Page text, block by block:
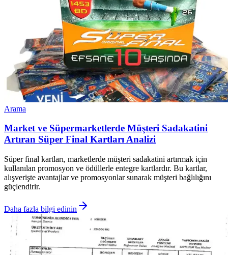
Arama
Market ve Süpermarketlerde Müşteri Sadakatini
Artıran Süper Final Kartları Analizi
Süper final kartları, marketlerde müşteri sadakatini artırmak için
kullanılan promosyon ve ödüllerle entegre kartlardır. Bu kartlar,
alışverişte avantajlar ve promosyonlar sunarak müşteri bağlılığını
güçlendirir.
Daha fazla bilgi edinin